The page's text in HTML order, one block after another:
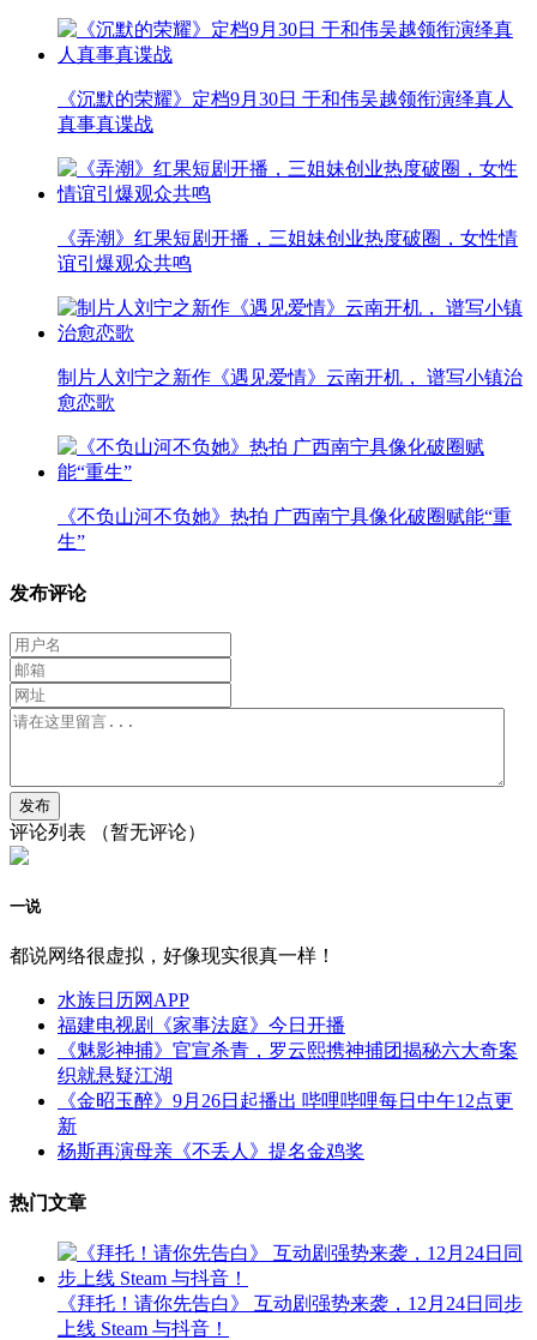
《沉默的荣耀》定档9月30日 于和伟吴越领衔演绎真人
真事真谍战
《弄潮》红果短剧开播，三姐妹创业热度破圈，女性情
谊引爆观众共鸣
制片人刘宁之新作《遇见爱情》云南开机， 谱写小镇治
愈恋歌
《不负山河不负她》热拍 广西南宁具像化破圈赋能“重
生”
发布评论
评论列表 （暂无评论）
一说
都说网络很虚拟，好像现实很真一样！
水族日历网APP
福建电视剧《家事法庭》今日开播
《魅影神捕》官宣杀青，罗云熙携神捕团揭秘六大奇案
织就悬疑江湖
《金昭玉醉》9月26日起播出 哔哩哔哩每日中午12点更
新
杨斯再演母亲《不丢人》提名金鸡奖
热门文章
《拜托！请你先告白》 互动剧强势来袭，12月24日同步
上线 Steam 与抖音！